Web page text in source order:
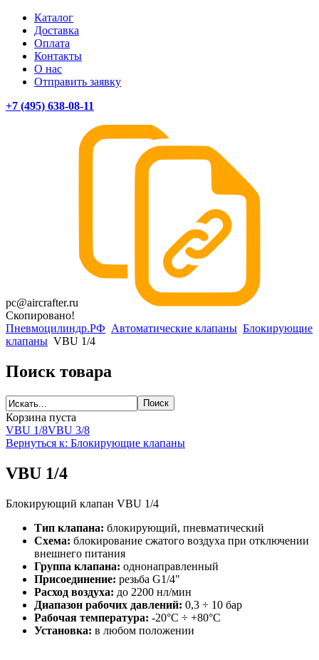
Каталог
Доставка
Оплата
Контакты
О нас
Отправить заявку
+7 (495) 638-08-11
pc@aircrafter.ru
Скопировано!
Пневмоцилиндр.РФ Автоматические клапаны Блокирующие
клапаны VBU 1/4
Поиск товара
Корзина пуста
VBU 1/8VBU 3/8
Вернуться к: Блокирующие клапаны
VBU 1/4
Блокирующий клапан VBU 1/4
Тип клапана: блокирующий, пневматический
Схема: блокирование сжатого воздуха при отключении
внешнего питания
Группа клапана: однонаправленный
Присоединение: резьба G1/4"
Расход воздуха: до 2200 нл/мин
Диапазон рабочих давлений: 0,3 ÷ 10 бар
Рабочая температура: -20°C ÷ +80°C
Установка: в любом положении